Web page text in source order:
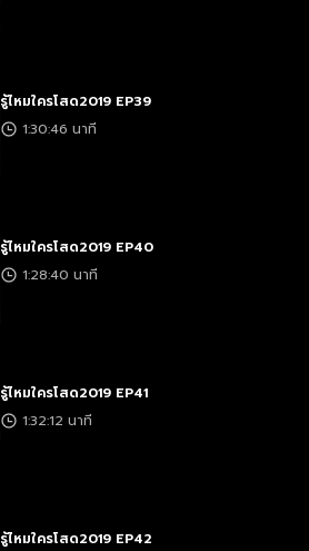
รู้ไหมใครโสด2019 EP39
1:30:46 นาที
รู้ไหมใครโสด2019 EP40
1:28:40 นาที
รู้ไหมใครโสด2019 EP41
1:32:12 นาที
รู้ไหมใครโสด2019 EP42